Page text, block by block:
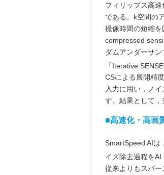
フィリップス高
である。k空間の
撮像時間の短縮
compressed
ダムアンダーサ
「Iterative SENSE
CSによる展開精
入力に用い，ノ
す。結果として，
■高速化・高画
SmartSpeed AIは
イズ除去過程を
従来よりもスパ